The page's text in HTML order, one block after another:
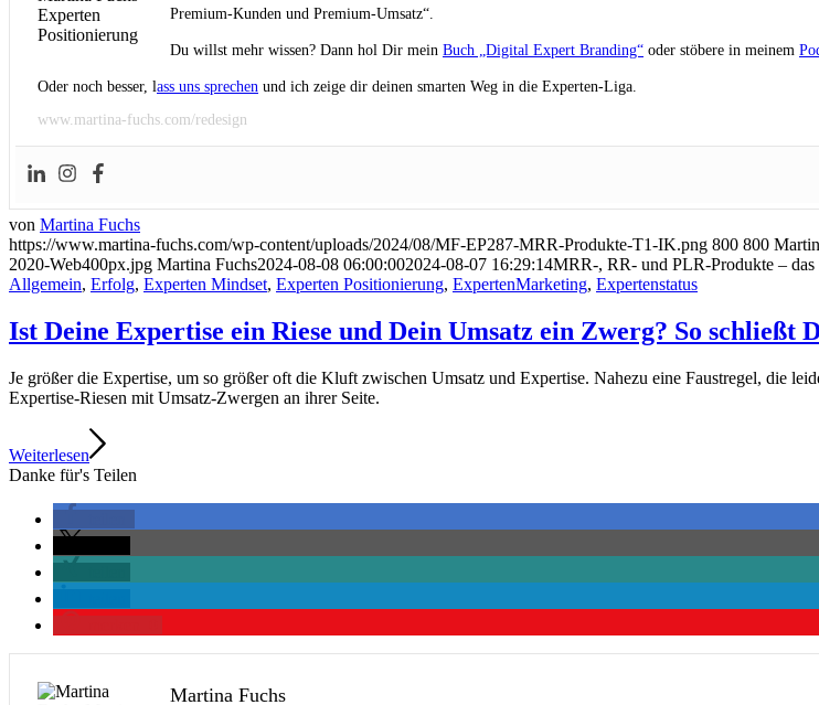
Premium-Kunden und Premium-Umsatz“.
Du willst mehr wissen? Dann hol Dir mein Buch „Digital Expert Branding“ oder stöbere in meinem
Oder noch besser, lass uns sprechen und ich zeige dir deinen smarten Weg in die Experten-Liga.
www.martina-fuchs.com/redesign
von Martina Fuchs
https://www.martina-fuchs.com/wp-content/uploads/2024/08/MF-EP287-MRR-Produkte-T1-IK.png 800 800
2020-Web400px.jpg Martina Fuchs2024-08-08 06:00:002024-08-07 16:29:14MRR-, RR- und PLR-Produkte – das
Allgemein, Erfolg, Experten Mindset, Experten Positionierung, ExpertenMarketing, Expertenstatus
Ist Deine Expertise ein Riese und Dein Umsatz ein Zwerg? So schließt
Je größer die Expertise, um so größer oft die Kluft zwischen Umsatz und Expertise. Nahezu eine Faustregel, die
Expertise-Riesen mit Umsatz-Zwergen an ihrer Seite.
Weiterlesen
Danke für's Teilen
Martina Fuchs